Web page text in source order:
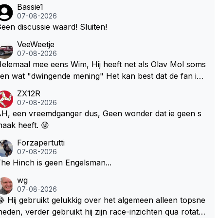
Bassie1
07-08-2026
discussie waard! Sluiten!
VeeWeetje
07-08-2026
mee eens Wim, Hij heeft net als Olav Mol soms
wat "dwingende mening" Het kan best dat de fan in
te roepen. Maar in een tijd zonder races zijn dit leuke
ZX12R
07-08-2026
een vreemdganger dus, Geen wonder dat ie geen s
heeft. 😜
Forzapertutti
07-08-2026
Hinch is geen Engelsman...
wg
07-08-2026
Hij gebruikt gelukkig over het algemeen alleen topsne
verder gebruikt hij zijn race-inzichten qua rotati